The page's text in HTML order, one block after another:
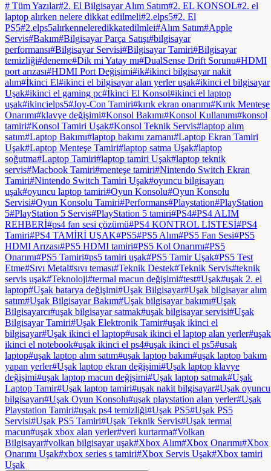
# Tüm Yazılar#2. El Bilgisayar Alım Satım#2. EL KONSOL#2. el
laptop alırken nelere dikkat edilmeli#2.elps5#2. El
PS5#2.elps5alırkenneleredikkatedilmlei#Alım Satım#Apple
Servis#Bakım#Bilgisayar Parça Satışı#bilgisayar
performansı#Bilgisayar Servisi#Bilgisayar Tamiri#Bilgisayar
temizliği#deneme#Dik mi Yatay mı#DualSense Drift Sorunu#HDMI
port arızası#HDMI Port Değişimi#ik#ikinci bilgisayar nakit
alım#İkinci El#ikinci el bilgisayar alan yerler uşak#ikinci el bilgisayar
Uşak#ikinci el gaming pc#İkinci El Konsol#ikinci el laptop
uşak#ikincielps5#Joy-Con Tamiri#kırık ekran onarımı#Kırık Menteşe
Onarımı#klavye değişimi#Konsol Bakımı#Konsol Kullanımı#konsol
tamiri#Konsol Tamiri Uşak#Konsol Teknik Servis#laptop alım
satım#Laptop Bakımı#laptop bakımı zamanı#Laptop Ekran Tamiri
Uşak#Laptop Menteşe Tamiri#laptop satma Uşak#laptop
soğutma#Laptop Tamiri#laptop tamiri Uşak#laptop teknik
servis#Macbook Tamiri#menteşe tamiri#Nintendo Switch Ekran
Tamiri#Nintendo Switch Tamiri Uşak#oyuncu bilgisayarı
uşak#oyuncu laptop tamiri#Oyun Konsolu#Oyun Konsolu
Servisi#Oyun Konsolu Tamiri#Performans#Playstation#PlayStation
5#PlayStation 5 Servis#PlayStation 5 tamiri#PS4#PS4 ALIM
REHBERİ#ps4 fan sesi çözümü#PS4 KONTROL LİSTESİ#PS4
Tamiri#PS4 TAMİRİ UŞAK#PS5#PS5 Alım#PS5 Fan Sesi#PS5
HDMI Arızası#PS5 HDMI tamiri#PS5 Kol Onarımı#PS5
Onarımı#PS5 Tamiri#ps5 tamiri uşak#PS5 Tamir Uşak#PS5 Test
Etme#Sıvı Metal#sıvı teması#Teknik Destek#Teknik Servis#teknik
servis uşak#Teknoloji#termal macun değişimi#test#Uşak#uşak 2. el
laptop#Uşak batarya değişimi#Uşak Bilgisayar#Uşak bilgisayar alım
satım#Uşak Bilgisayar Bakım#Uşak bilgisayar bakımı#Uşak
Bilgisayarcı#uşak bilgisayar satmak#uşak bilgisayar servisi#Uşak
Bilgisayar Tamiri#Uşak Elektronik Tamir#uşak ikinci el
bilgisayar#Uşak ikinci el laptop#usak ikinci el laptop alan yerler#uşak
ikinci el notebook#uşak ikinci el ps4#uşak ikinci el ps5#usak
laptop#uşak laptop alım satım#uşak laptop bakım#uşak laptop bakım
yapan yerler#Uşak laptop ekran değişimi#Uşak laptop klavye
değişimi#uşak laptop macun değişimi#Uşak laptop satmak#Uşak
Laptop Tamir#Uşak laptop tamiri#uşak nakit bilgisayar#Uşak oyuncu
bilgisayarı#Uşak Oyun Konsolu#uşak playstation alan yerler#Uşak
Playstation Tamiri#uşak ps4 temizliği#Uşak PS5#Uşak PS5
Servisi#Uşak PS5 Tamiri#Uşak Teknik Servis#Uşak termal
macun#uşak xbox alan yerler#veri kurtarma#Volkan
Bilgisayar#volkan bilgisayar uşak#Xbox Alım#Xbox Onarımı#Xbox
Onarımı Uşak#xbox series s tamiri#Xbox Servis Uşak#Xbox tamiri
Uşak